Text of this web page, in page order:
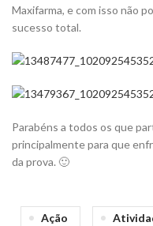
Maxifarma, e com isso não
sucesso total.
Parabéns a todos os que
principalmente para que
da prova. 🙂
Ação